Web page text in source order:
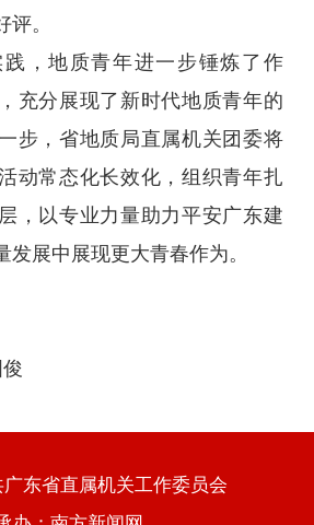
。
，地质青年进一步锤炼了作
充分展现了新时代地质青年的
步，省地质局直属机关团委将
动常态化长效化，组织青年扎
，以专业力量助力平安广东建
展中展现更大青春作为。
东省直属机关工作委员会